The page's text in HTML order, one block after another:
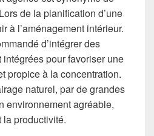
de la planification d’une
à l’aménagement intérieur.
d’intégrer des
pour favoriser une
propice à la concentration.
naturel, par de grandes
environnement agréable,
productivité.